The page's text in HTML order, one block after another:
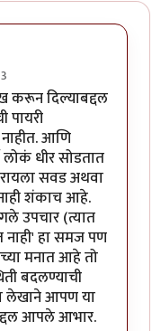
करून दिल्याबद्दल
पायरी
आणि
लोकं धीर सोडतात
सवड अथवा
शंकाच आहे.
उपचार (त्यात
नाही' हा समज पण
मनात आहे तो
बदलण्याची
लेखाने आपण या
आपले आभार.